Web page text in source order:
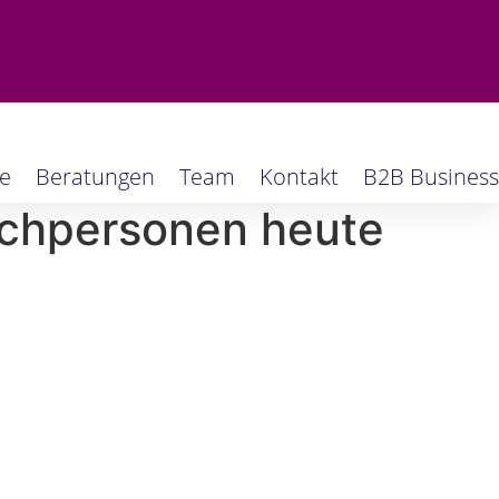
Beratungen Team Kontakt B2B Business
heute